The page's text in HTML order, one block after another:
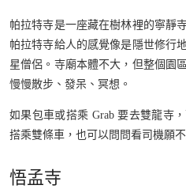
帕拉特寺是一座藏在樹林裡的寧靜
帕拉特寺給人的感覺像是隱世修行
星僧侶。寺廟本體不大，但整個園
慢慢散步、發呆、冥想。
如果包車或搭乘 Grab 要去雙龍寺
搭乘雙條車，也可以問問看司機願不
悟孟寺